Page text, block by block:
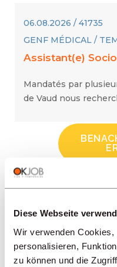
Diese Webseite
Wir verwenden
personalisieren,
zu können und die
06.08.2026 / 41735
GENF MÉDICAL /
Assistant(e)
Mandatés par
de Vaud nous
LADEN
REGIONEN